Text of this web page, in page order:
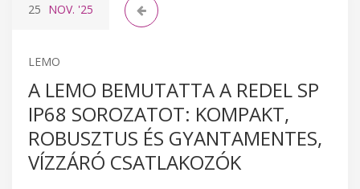
25 NOV. '25
LEMO
A LEMO BEMUTATTA A REDEL SP
IP68 SOROZATOT: KOMPAKT,
ROBUSZTUS ÉS GYANTAMENTES,
VÍZZÁRÓ CSATLAKOZÓK